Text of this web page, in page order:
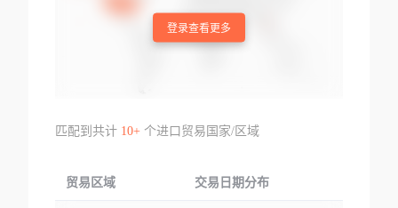
登录查看更多
匹配到共计 10+个进口贸易国家/区域
贸易区域 交易日期分布